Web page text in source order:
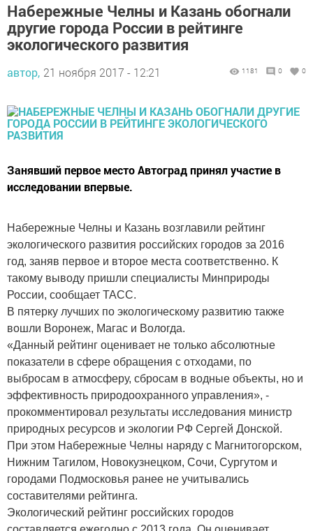
Набережные Челны и Казань обогнали
другие города России в рейтинге
экологического развития
автор, 21 ноября 2017 - 12:21 1181 0 0
Занявший первое место Автоград принял участие в
исследовании впервые.
Набережные Челны и Казань возглавили рейтинг
экологического развития российских городов за 2016
год, заняв первое и второе места соответственно. К
такому выводу пришли специалисты Минприроды
России, сообщает ТАСС.
В пятерку лучших по экологическому развитию также
вошли Воронеж, Магас и Вологда.
«Данный рейтинг оценивает не только абсолютные
показатели в сфере обращения с отходами, по
выбросам в атмосферу, сбросам в водные объекты, но и
эффективность природоохранного управления», -
прокомментировал результаты исследования министр
природных ресурсов и экологии РФ Сергей Донской.
При этом Набережные Челны наряду с Магнитогорском,
Нижним Тагилом, Новокузнецком, Сочи, Сургутом и
городами Подмосковья ранее не учитывались
составителями рейтинга.
Экологический рейтинг российских городов